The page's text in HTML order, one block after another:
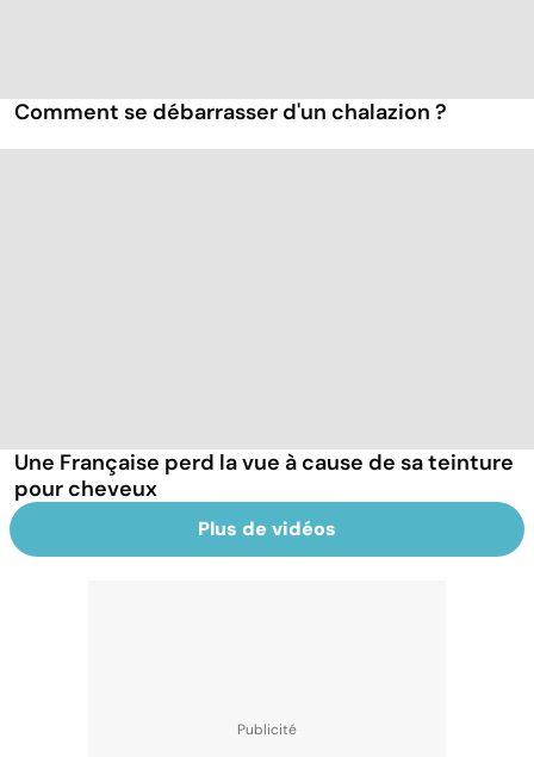
Comment se débarrasser d'un chalazion ?
Une Française perd la vue à cause de sa teinture
pour cheveux
Plus de vidéos